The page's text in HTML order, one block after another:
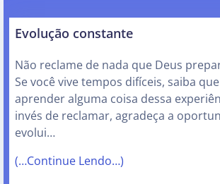
Evolução constante
Não reclame de nada que Deus
Se você vive tempos difíceis, saiba
aprender alguma coisa dessa
invés de reclamar, agradeça a
evolui…
(…Continue Lendo…)